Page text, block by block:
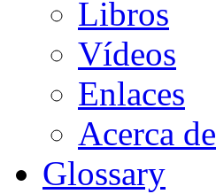
Libros
Vídeos
Enlaces
Acerca de
Glossary